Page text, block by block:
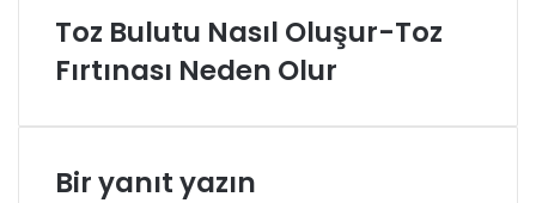
Toz Bulutu Nasıl Oluşur-Toz
Fırtınası Neden Olur
Bir yanıt yazın